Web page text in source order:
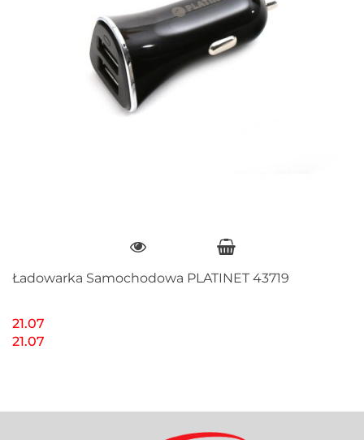
Ładowarka Samochodowa PLATINET 43719
21.07
21.07